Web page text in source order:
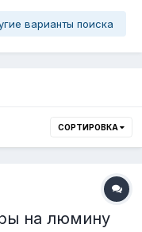
варианты поиска
СОРТИРОВКА
на люмину